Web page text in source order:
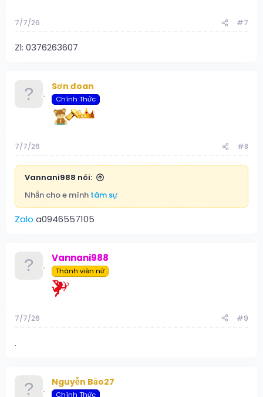
7/7/26 #7
Zl: 0376263607
Sơn đoan
Chính Thức
7/7/26 #8
Vannani988 nói:
Nhắn cho e mình tâm sự
Zalo a0946557105
Vannani988
Thành viên nữ
7/7/26 #9
.
Nguyễn Bảo27
Chính Thức